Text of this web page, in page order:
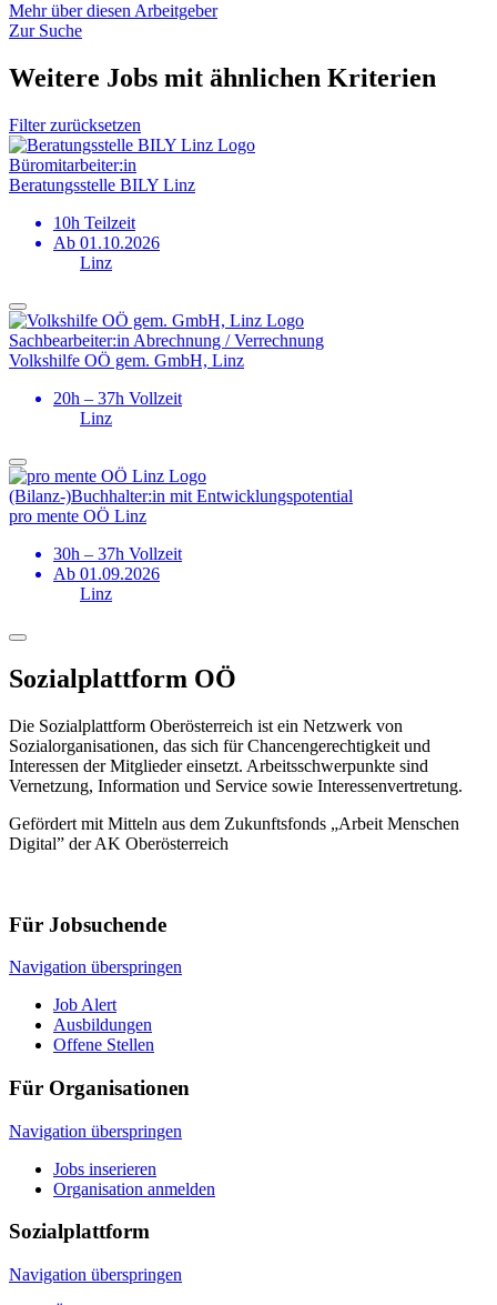
Mehr über diesen Arbeitgeber
Zur Suche
Weitere Jobs mit ähnlichen Kriterien
Filter zurücksetzen
Büromitarbeiter:in
Beratungsstelle BILY Linz
10h Teilzeit
Ab 01.10.2026
Linz
Sachbearbeiter:in Abrechnung / Verrechnung
Volkshilfe OÖ gem. GmbH, Linz
20h – 37h Vollzeit
Linz
(Bilanz-)­Buchhalter:in mit Entwicklungs­potential
pro mente OÖ Linz
30h – 37h Vollzeit
Ab 01.09.2026
Linz
Sozialplattform OÖ
Die Sozialplattform Oberösterreich ist ein Netzwerk von
Sozialorganisationen, das sich für Chancengerechtigkeit und
Interessen der Mitglieder einsetzt. Arbeitsschwerpunkte sind
Vernetzung, Information und Service sowie Interessenvertretung.
Gefördert mit Mitteln aus dem Zukunftsfonds „Arbeit Menschen
Digital” der AK Oberösterreich
Für Jobsuchende
Navigation überspringen
Job Alert
Ausbildungen
Offene Stellen
Für Organisationen
Navigation überspringen
Jobs inserieren
Organisation anmelden
Sozialplattform
Navigation überspringen